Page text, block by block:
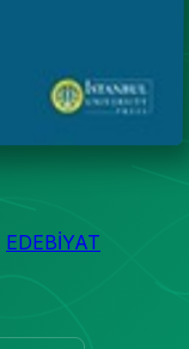
EDEBİYAT